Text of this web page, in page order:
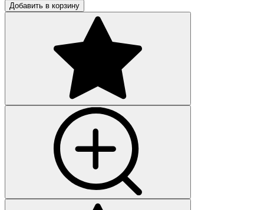
Добавить в корзину